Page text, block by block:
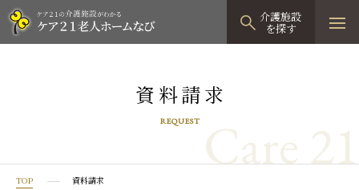
介護施設
を探す
見学予約
資料請求
REQUEST Care 21
TOP 資料請求